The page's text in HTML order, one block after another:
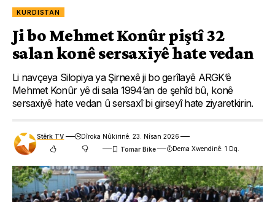
KURDISTAN
Ji bo Mehmet Konûr piştî 32
salan konê sersaxiyê hate vedan
Li navçeya Silopiya ya Şirnexê ji bo gerîlayê ARGK’ê
Mehmet Konûr yê di sala 1994’an de şehîd bû, konê
sersaxiyê hate vedan û sersaxî bi girseyî hate ziyaretkirin.
Stêrk TV
Dîroka Nûkirinê: 23. Nîsan 2026
Dema Xwendinê: 1 Dq.